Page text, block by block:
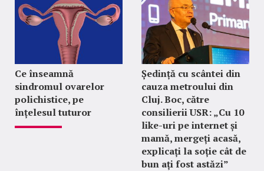
Ce înseamnă
sindromul ovarelor
polichistice, pe
înțelesul tuturor
Ședință cu scântei din
cauza metroului din
Cluj. Boc, către
consilierii USR: „Cu 10
like-uri pe internet și
mamă, mergeți acasă,
explicați la soție cât de
bun ați fost astăzi”